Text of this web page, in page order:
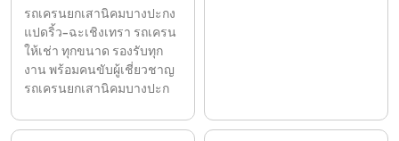
รถเครนยกเสานิคมบางปะกง
แปดริ้ว-ฉะเชิงเทรา รถเครน
ให้เช่า ทุกขนาด รองรับทุก
งาน พร้อมคนขับผู้เชี่ยวชาญ
รถเครนยกเสานิคมบางปะก